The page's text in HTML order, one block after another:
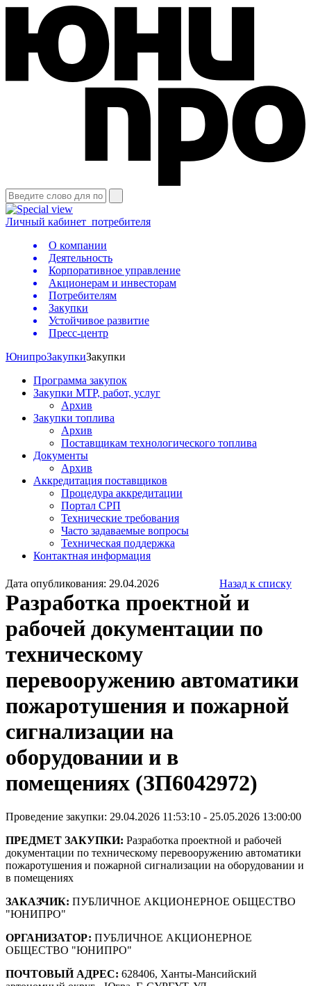
Личный кабинет потребителя
О компании
Деятельность
Корпоративное управление
Акционерам и инвесторам
Потребителям
Закупки
Устойчивое развитие
Пресс-центр
ЮнипроЗакупкиЗакупки
Программа закупок
Закупки МТР, работ, услуг
Архив
Закупки топлива
Архив
Поставщикам технологического топлива
Документы
Архив
Аккредитация поставщиков
Процедура аккредитации
Портал СРП
Технические требования
Часто задаваемые вопросы
Техническая поддержка
Контактная информация
Дата опубликования: 29.04.2026 Назад к списку
Разработка проектной и
рабочей документации по
техническому
перевооружению автоматики
пожаротушения и пожарной
сигнализации на
оборудовании и в
помещениях (ЗП6042972)
Проведение закупки: 29.04.2026 11:53:10 - 25.05.2026 13:00:00
ПРЕДМЕТ ЗАКУПКИ: Разработка проектной и рабочей
документации по техническому перевооружению автоматики
пожаротушения и пожарной сигнализации на оборудовании и
в помещениях
ЗАКАЗЧИК: ПУБЛИЧНОЕ АКЦИОНЕРНОЕ ОБЩЕСТВО
"ЮНИПРО"
ОРГАНИЗАТОР: ПУБЛИЧНОЕ АКЦИОНЕРНОЕ
ОБЩЕСТВО "ЮНИПРО"
ПОЧТОВЫЙ АДРЕС: 628406, Ханты-Мансийский